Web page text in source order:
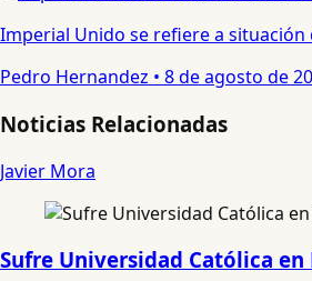
Imperial Unido se refiere a
Pedro Hernandez • 8 de agosto de
Noticias Relacionadas
Javier Mora
Sufre Universidad Católica